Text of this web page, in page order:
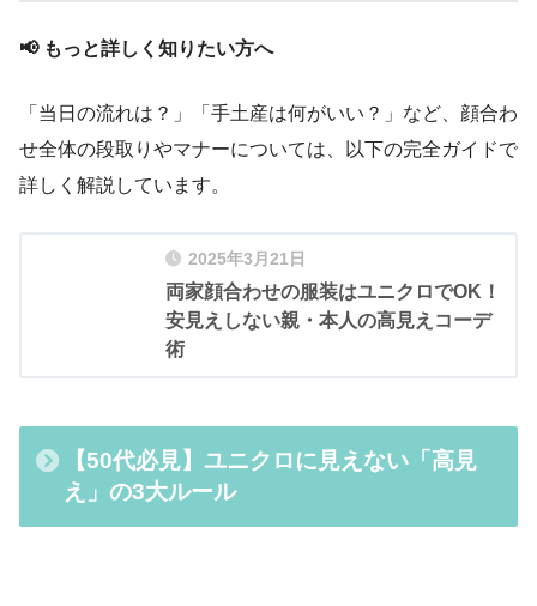
📢 もっと詳しく知りたい方へ
「当日の流れは？」「手土産は何がいい？」など、顔合わ
せ全体の段取りやマナーについては、以下の完全ガイドで
詳しく解説しています。
2025年3月21日
両家顔合わせの服装はユニクロでOK！
安見えしない親・本人の高見えコーデ
術
【50代必見】ユニクロに見えない「高見
え」の3大ルール